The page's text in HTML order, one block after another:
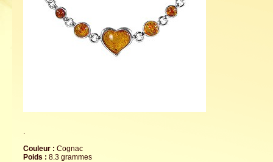
.
Couleur : Cognac
Poids : 8.3 grammes